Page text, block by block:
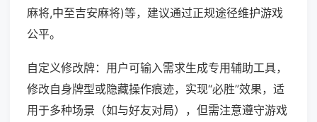
麻将,中至吉安麻将)等，建议通过正规途径维护游戏
公平。
自定义修改牌：用户可输入需求生成专用辅助工具，
修改自身牌型或隐藏操作痕迹，实现“必胜”效果，适
用于多种场景（如与好友对局），但需注意遵守游戏